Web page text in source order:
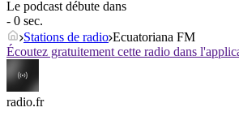
Le podcast débute dans
- 0 sec.
Stations de radio Ecuatoriana FM
Écoutez gratuitement cette radio dans
radio.fr